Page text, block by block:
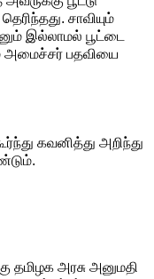
சாவியும்
இல்லாமல் பூட்டை
அமைச்சர் பதவியை
கவனித்து அறிந்து
தமிழக அரசு அனுமதி